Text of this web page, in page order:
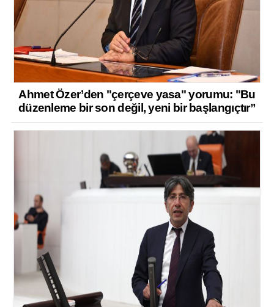
Ahmet Özer’den "çerçeve yasa" yorumu: "Bu
düzenleme bir son değil, yeni bir başlangıçtır”